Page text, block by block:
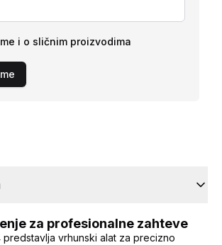
i o sličnim proizvodima
za profesionalne zahteve
predstavlja vrhunski alat za precizno